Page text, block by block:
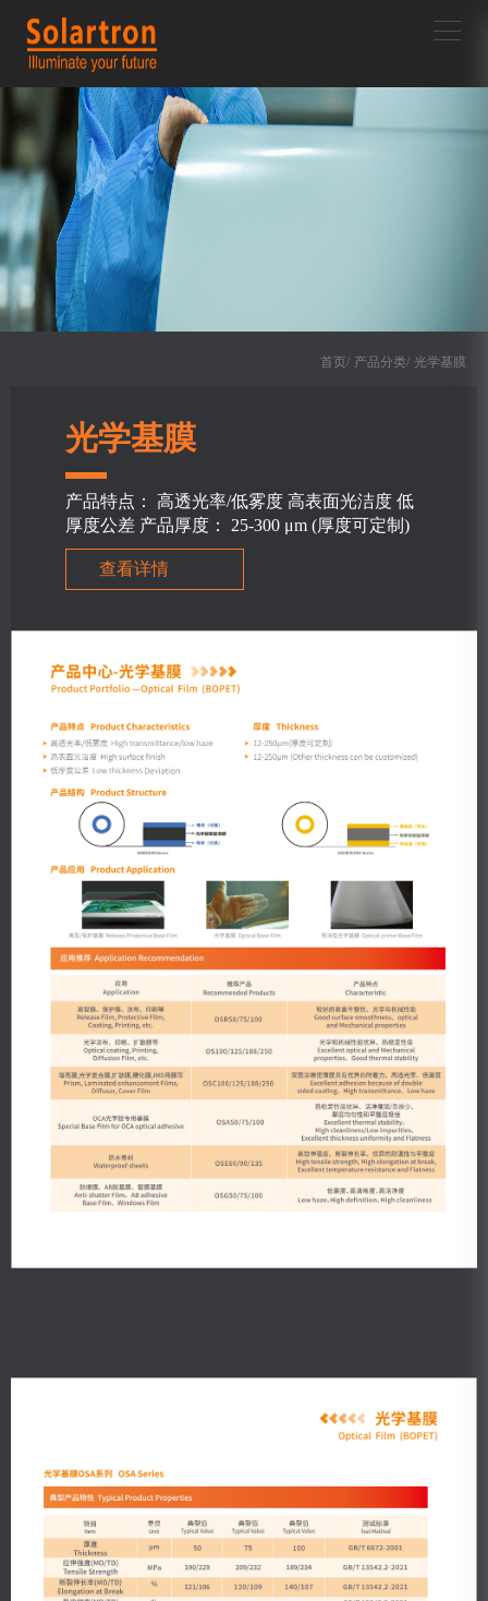
首页/ 产品分类/ 光学基膜
光学基膜
产品特点： 高透光率/低雾度 高表面光洁度 低
厚度公差 产品厚度： 25-300 μm (厚度可定制)
查看详情